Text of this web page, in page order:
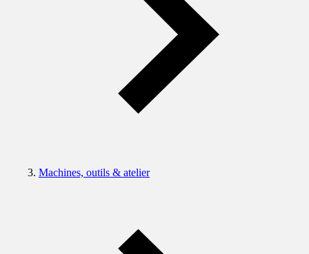
Machines, outils & atelier